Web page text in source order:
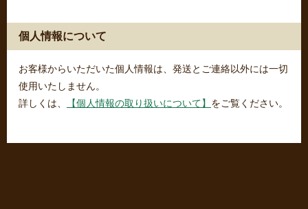
個人情報について
お客様からいただいた個人情報は、発送とご連絡以外には一切
使用いたしません。
詳しくは、
【個人情報の取り扱いについて】 をご覧ください。